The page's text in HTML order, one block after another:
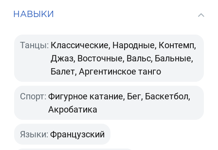
НАВЫКИ
Танцы: Классические, Народные, Контемп,
Джаз, Восточные, Вальс, Бальные,
Балет, Аргентинское танго
Спорт: Фигурное катание, Бег, Баскетбол,
Акробатика
Языки: Французский